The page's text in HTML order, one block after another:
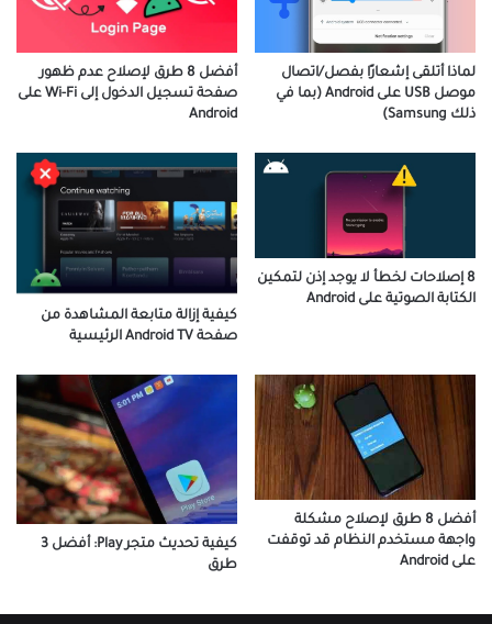
لماذا أتلقى إشعارًا بفصل/اتصال
موصل USB على Android (بما في
ذلك Samsung)
أفضل 8 طرق لإصلاح عدم ظهور
صفحة تسجيل الدخول إلى Wi-Fi على
Android
8 إصلاحات لخطأ لا يوجد إذن لتمكين
الكتابة الصوتية على Android
كيفية إزالة متابعة المشاهدة من
صفحة Android TV الرئيسية
أفضل 8 طرق لإصلاح مشكلة
واجهة مستخدم النظام قد توقفت
على Android
كيفية تحديث متجر Play: أفضل 3
طرق